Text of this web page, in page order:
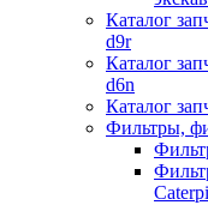
Каталог
d9r
Каталог
d6n
Каталог
Фильтры,